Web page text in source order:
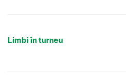
Limbi în turneu